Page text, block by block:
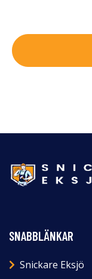
SNABBLÄNKAR
Snickare Eksjö